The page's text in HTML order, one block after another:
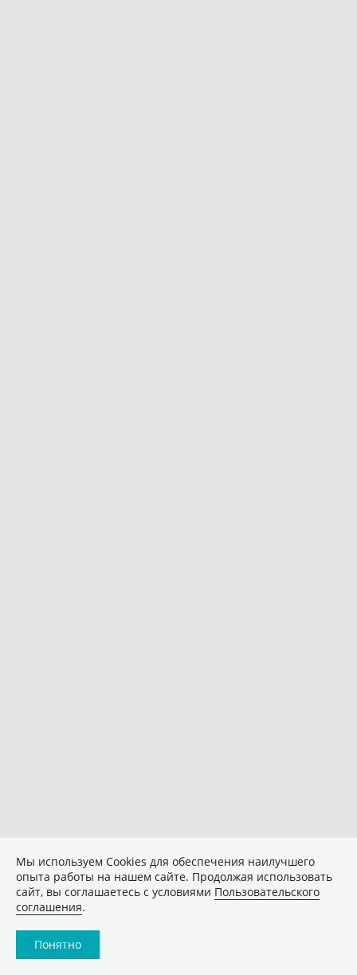
Мы используем Сookies для обеспечения наилучшего
опыта работы на нашем сайте. Продолжая использовать
сайт, вы соглашаетесь с условиями Пользовательского
соглашения.
Понятно